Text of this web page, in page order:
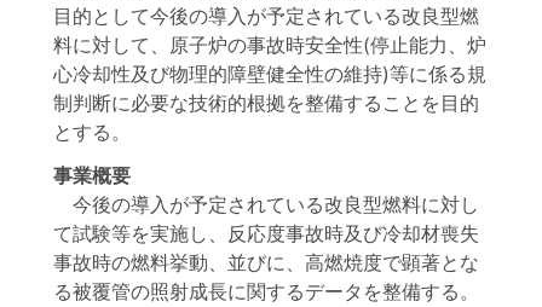
目的として今後の導入が予定されている改良型燃
料に対して、原子炉の事故時安全性(停止能力、炉
心冷却性及び物理的障壁健全性の維持)等に係る規
制判断に必要な技術的根拠を整備することを目的
とする。
事業概要
今後の導入が予定されている改良型燃料に対し
て試験等を実施し、反応度事故時及び冷却材喪失
事故時の燃料挙動、並びに、高燃焼度で顕著とな
る被覆管の照射成長に関するデータを整備する。